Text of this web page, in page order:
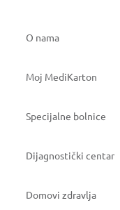
O nama
Moj MediKarton
Specijalne bolnice
Dijagnostički centar
Domovi zdravlja